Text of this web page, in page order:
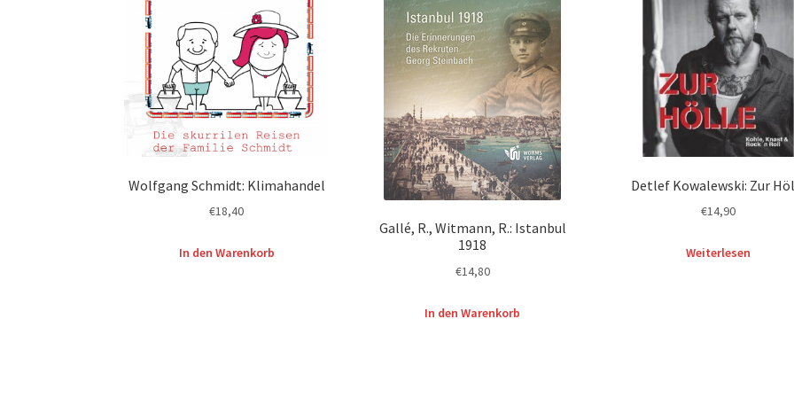
Wolfgang Schmidt: Klimahandel
€18,40
In den Warenkorb
Gallé, R., Witmann, R.: Istanbul
1918
€14,80
In den Warenkorb
Detlef Kowalewski: Zur
€14,90
Weiterlesen